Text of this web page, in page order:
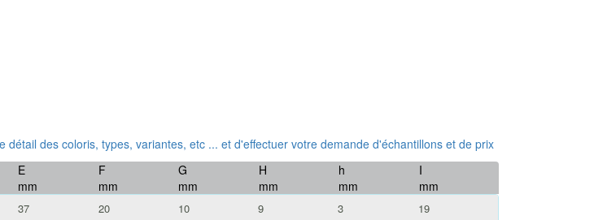
des coloris, types, variantes, etc ... et d'effectuer votre demande d'échantillons et de prix
E
mm
F
mm
G
mm
H
mm
h
mm
I
mm
37 20 10 9 3 19